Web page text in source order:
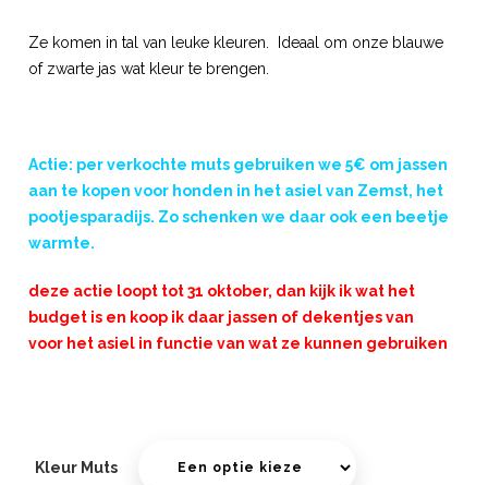
Ze komen in tal van leuke kleuren. Ideaal om onze blauwe
of zwarte jas wat kleur te brengen.
Actie: per verkochte muts gebruiken we 5€ om jassen
aan te kopen voor honden in het asiel van Zemst, het
pootjesparadijs. Zo schenken we daar ook een beetje
warmte.
deze actie loopt tot 31 oktober, dan kijk ik wat het
budget is en koop ik daar jassen of dekentjes van
voor het asiel in functie van wat ze kunnen gebruiken
Kleur Muts